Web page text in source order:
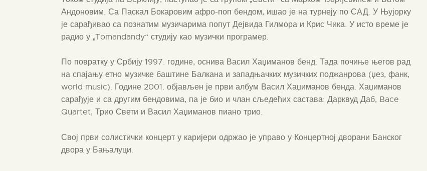
Андоновим. Са Паскал Бокаровим афро-поп бендом, ишао је на турнеју по САД. У Њујорку
је сарађивао са познатим музичарима попут Дејвида Гилмора и Крис Чика. У исто време је
радио у „Tomandandy“ студију као музички програмер.
По повратку у Србију 1997. године, оснива Васил Хаџиманов бенд. Тада почиње његов рад
на спајању етно музичке баштине Балкана и западњачких музичких поджанрова (џез, фанк,
world music). Године 2001. објављен је први албум Васил Хаџиманов бенда. Хаџиманов
сарађује и са другим бендовима, па је био и члан сљедећих састава: Дарквуд Даб, Bace
Quartet, Трио Свети и Васил Хаџиманов пиано трио.
Свој први солистички концерт у каријери одржао је управо у Концертној дворани Банског
двора у Бањалуци.